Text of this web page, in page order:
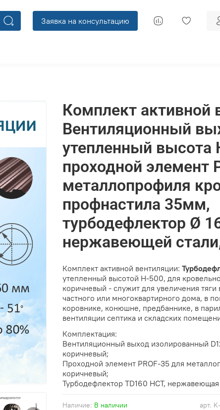
Заявка на консультацию
арт.
Наличие: В наличии
Комплект активной
Вентиляционный
утепленный высота
проходной элемент
металлопрофиля
профнастила 35мм,
турбодефлектор Ø
нержавеющей
Комплект активной вентиляции:
утепленный высотой Н-500, для
коричневый - служит для увеличения
частного или многоквартирного дома, в
коровнике, конюшне, предбаннике, в
вентиляции септика и складских
Комплектация:
Вентиляционный выход изолированный
коричневый;
Проходной элемент PROF-35 для
коричневый;
Турбодефлектор TD160 НСТ, нержавеющая